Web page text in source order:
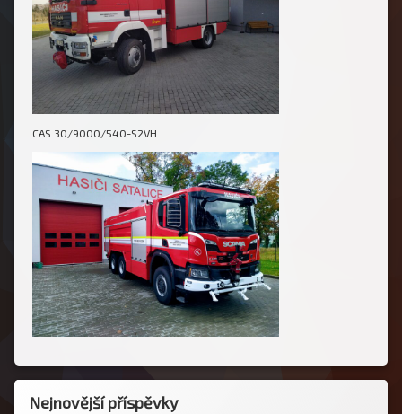
CAS 30/9000/540-S2VH
Nejnovější příspěvky